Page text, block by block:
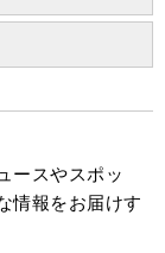
ースやスポッ
情報をお届けす